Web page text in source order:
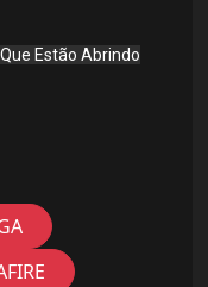
Que Estão Abrindo